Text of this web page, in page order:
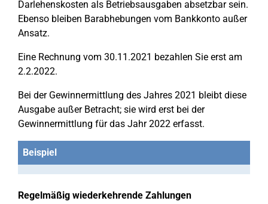
Darlehenskosten als Betriebsausgaben absetzbar sein.
Ebenso bleiben Barabhebungen vom Bankkonto außer
Ansatz.
Eine Rechnung vom 30.11.2021 bezahlen Sie erst am
2.2.2022.
Bei der Gewinnermittlung des Jahres 2021 bleibt diese
Ausgabe außer Betracht; sie wird erst bei der
Gewinnermittlung für das Jahr 2022 erfasst.
Beispiel
Regelmäßig wiederkehrende Zahlungen